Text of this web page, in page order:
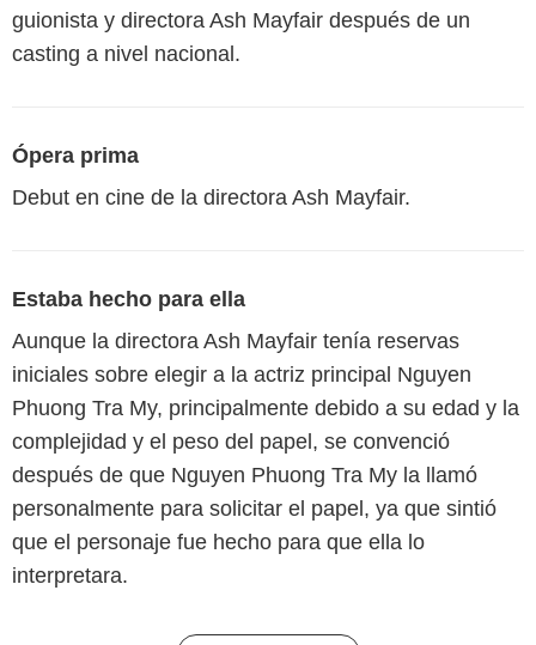
guionista y directora Ash Mayfair después de un
casting a nivel nacional.
Ópera prima
Debut en cine de la directora Ash Mayfair.
Estaba hecho para ella
Aunque la directora Ash Mayfair tenía reservas
iniciales sobre elegir a la actriz principal Nguyen
Phuong Tra My, principalmente debido a su edad y la
complejidad y el peso del papel, se convenció
después de que Nguyen Phuong Tra My la llamó
personalmente para solicitar el papel, ya que sintió
que el personaje fue hecho para que ella lo
interpretara.